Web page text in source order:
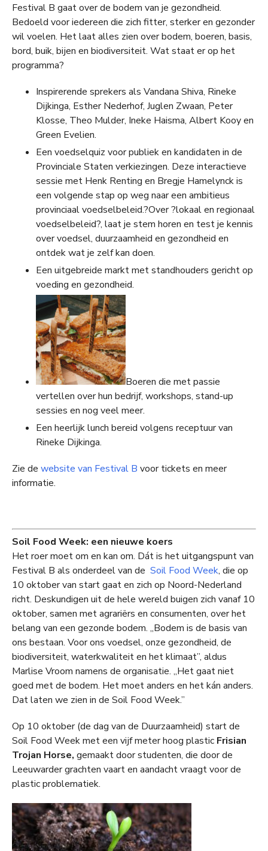
Festival B gaat over de bodem van je gezondheid.
Bedoeld voor iedereen die zich fitter, sterker en gezonder
wil voelen. Het laat alles zien over bodem, boeren, basis,
bord, buik, bijen en biodiversiteit. Wat staat er op het
programma?
Inspirerende sprekers als Vandana Shiva, Rineke
Dijkinga, Esther Nederhof, Juglen Zwaan, Peter
Klosse, Theo Mulder, Ineke Haisma, Albert Kooy en
Green Evelien.
Een voedselquiz voor publiek en kandidaten in de
Provinciale Staten verkiezingen. Deze interactieve
sessie met Henk Renting en Bregje Hamelynck is
een volgende stap op weg naar een ambitieus
provinciaal voedselbeleid.?Over ?lokaal en regionaal
voedselbeleid?, laat je stem horen en test je kennis
over voedsel, duurzaamheid en gezondheid en
ontdek wat je zelf kan doen.
Een uitgebreide markt met standhouders gericht op
voeding en gezondheid.
Boeren die met passie
vertellen over hun bedrijf, workshops, stand-up
sessies en nog veel meer.
Een heerlijk lunch bereid volgens receptuur van
Rineke Dijkinga.
Zie de website van Festival B voor tickets en meer
informatie.
Soil Food Week: een nieuwe koers
Het roer moet om en kan om. Dát is het uitgangspunt van
Festival B als onderdeel van de Soil Food Week, die op
10 oktober van start gaat en zich op Noord-Nederland
richt. Deskundigen uit de hele wereld buigen zich vanaf 10
oktober, samen met agrariërs en consumenten, over het
belang van een gezonde bodem. ,,Bodem is de basis van
ons bestaan. Voor ons voedsel, onze gezondheid, de
biodiversiteit, waterkwaliteit en het klimaat”, aldus
Marlise Vroom namens de organisatie. ,,Het gaat niet
goed met de bodem. Het moet anders en het kán anders.
Dat laten we zien in de Soil Food Week.”
Op 10 oktober (de dag van de Duurzaamheid) start de
Soil Food Week met een vijf meter hoog plastic Frisian
Trojan Horse, gemaakt door studenten, die door de
Leeuwarder grachten vaart en aandacht vraagt voor de
plastic problematiek.